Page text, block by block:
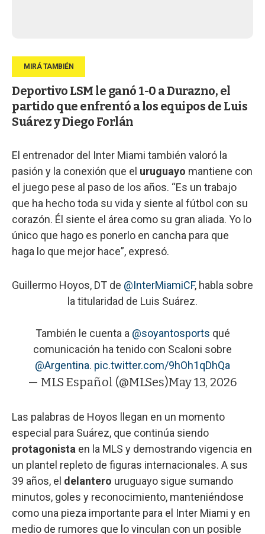
Deportivo LSM le ganó 1-0 a Durazno, el
partido que enfrentó a los equipos de Luis
Suárez y Diego Forlán
El entrenador del Inter Miami también valoró la
pasión y la conexión que el uruguayo mantiene con
el juego pese al paso de los años. “Es un trabajo
que ha hecho toda su vida y siente al fútbol con su
corazón. Él siente el área como su gran aliada. Yo lo
único que hago es ponerlo en cancha para que
haga lo que mejor hace”, expresó.
Guillermo Hoyos, DT de @InterMiamiCF, habla sobre
la titularidad de Luis Suárez.
También le cuenta a @soyantosports qué
comunicación ha tenido con Scaloni sobre
@Argentina. pic.twitter.com/9hOh1qDhQa
— MLS Español (@MLSes)May 13, 2026
Las palabras de Hoyos llegan en un momento
especial para Suárez, que continúa siendo
protagonista en la MLS y demostrando vigencia en
un plantel repleto de figuras internacionales. A sus
39 años, el delantero uruguayo sigue sumando
minutos, goles y reconocimiento, manteniéndose
como una pieza importante para el Inter Miami y en
medio de rumores que lo vinculan con un posible